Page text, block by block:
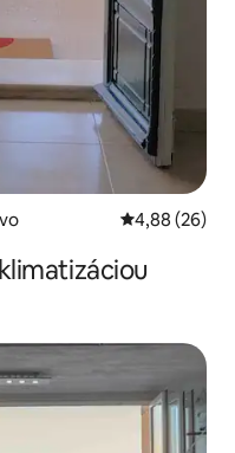
Priemerné
4,88 (26)